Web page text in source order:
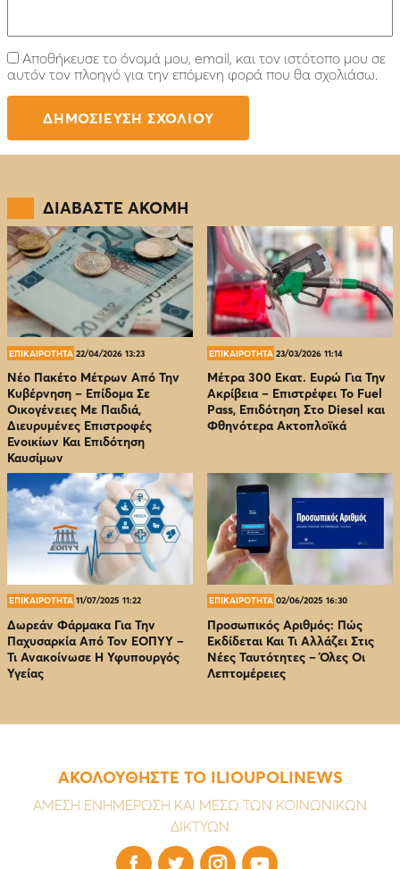
Αποθήκευσε το όνομά μου, email, και τον ιστότοπο μου σε
αυτόν τον πλοηγό για την επόμενη φορά που θα σχολιάσω.
ΔΙΑΒΑΣΤΕ ΑΚΟΜΗ
ΕΠΙΚΑΙΡΟΤΗΤΑ 22/04/2026 13:23
Νέο Πακέτο Μέτρων Από Την
Κυβέρνηση – Επίδομα Σε
Οικογένειες Με Παιδιά,
Διευρυμένες Επιστροφές
Ενοικίων Και Επιδότηση
Καυσίμων
ΕΠΙΚΑΙΡΟΤΗΤΑ 23/03/2026 11:14
Μέτρα 300 Εκατ. Ευρώ Για Την
Ακρίβεια – Επιστρέφει Το Fuel
Pass, Επιδότηση Στο Diesel και
Φθηνότερα Ακτοπλοϊκά
ΕΠΙΚΑΙΡΟΤΗΤΑ 11/07/2025 11:22
Δωρεάν Φάρμακα Για Την
Παχυσαρκία Από Τον EOΠΥΥ –
Τι Ανακοίνωσε Η Υφυπουργός
Υγείας
ΕΠΙΚΑΙΡΟΤΗΤΑ 02/06/2025 16:30
Προσωπικός Αριθμός: Πώς
Εκδίδεται Και Τι Αλλάζει Στις
Νέες Ταυτότητες – Όλες Οι
Λεπτομέρειες
ΑΚΟΛΟΥΘΗΣΤΕ ΤΟ ILIOUPOLINEWS
ΑΜΕΣΗ ΕΝΗΜΕΡΩΣΗ ΚΑΙ ΜΕΣΩ ΤΩΝ ΚΟΙΝΩΝΙΚΩΝ
ΔΙΚΤΥΩΝ
   